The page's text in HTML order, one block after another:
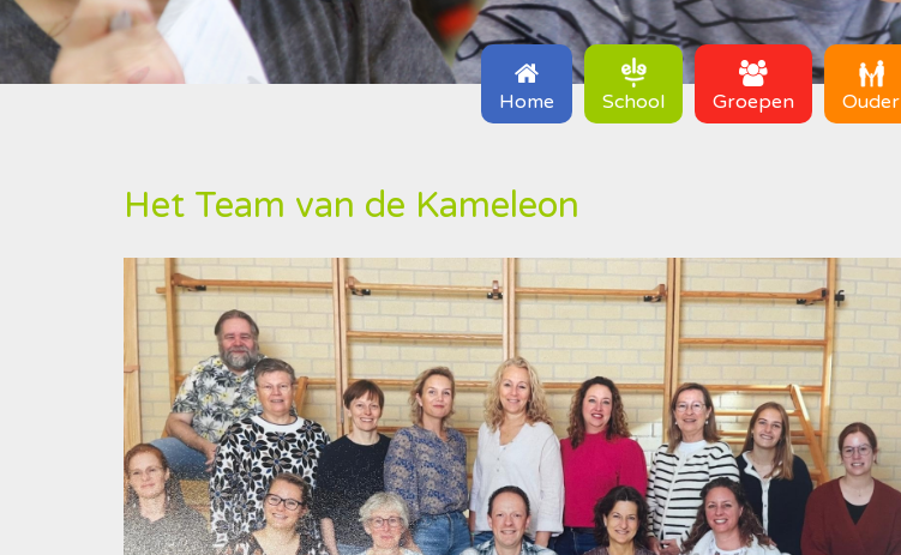
Home School Groepen Ouder
Het Team van de Kameleon